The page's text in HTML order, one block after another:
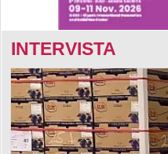
INTERVISTA